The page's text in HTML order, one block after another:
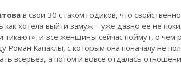
в свои 30 с гаком годиков, что
как хотела выйти замуж – уже давно ее не
тикают», и все женщины сейчас поймут, о чем
Роман Капаклы, с которым она поначалу не
всерьез, а потом и вовсе отдалась